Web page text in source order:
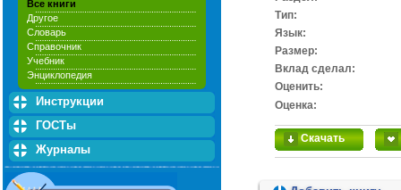
Все книги
Другое
Словарь
Справочник
Учебник
Энциклопедия
Инструкции
ГОСТы
Журналы
Тип:
Язык:
Размер:
Вклад сделал:
Оценить:
Оценка:
Скачать